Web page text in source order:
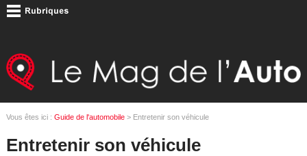
Vous êtes ici : Guide de l'automobile> Entretenir son véhicule
Entretenir son véhicule